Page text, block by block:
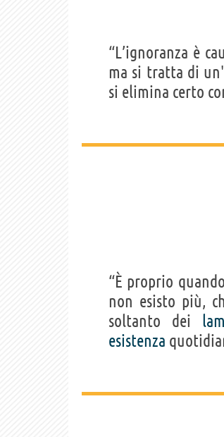
“L’ignoranza è
ma si tratta di
si elimina certo
“È proprio
non esisto più,
soltanto dei
esistenza